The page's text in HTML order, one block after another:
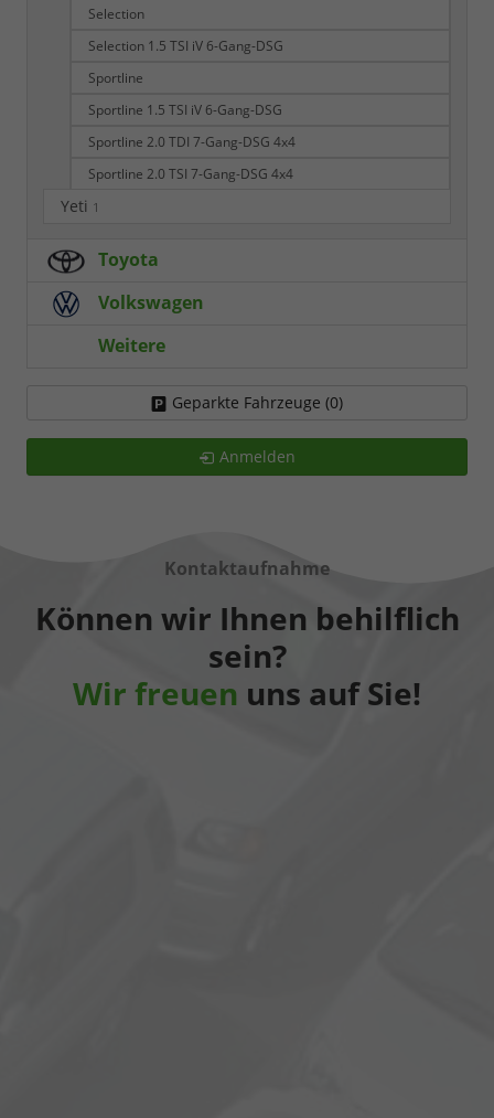
Selection
Selection 1.5 TSI iV 6-Gang-DSG
Sportline
Sportline 1.5 TSI iV 6-Gang-DSG
Sportline 2.0 TDI 7-Gang-DSG 4x4
Sportline 2.0 TSI 7-Gang-DSG 4x4
Yeti 1
Toyota
Volkswagen
Weitere
Geparkte Fahrzeuge (0)
Anmelden
Kontaktaufnahme
Können wir Ihnen behilflich
sein?
Wir freuen uns auf Sie!